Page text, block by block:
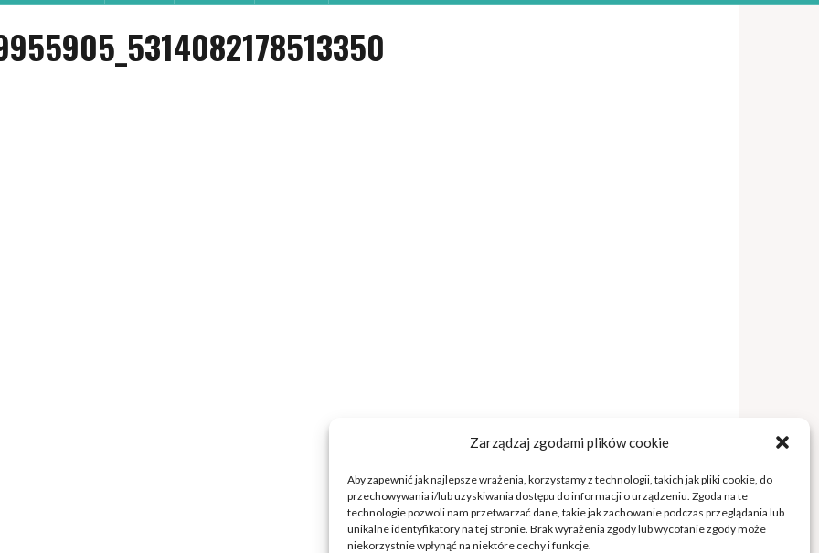
Zarządzaj zgodami plików cookie
Aby zapewnić jak najlepsze wrażenia, korzystamy z technologii, takich jak pliki cookie, do
przechowywania i/lub uzyskiwania dostępu do informacji o urządzeniu. Zgoda na te
technologie pozwoli nam przetwarzać dane, takie jak zachowanie podczas przeglądania lub
unikalne identyfikatory na tej stronie. Brak wyrażenia zgody lub wycofanie zgody może
niekorzystnie wpłynąć na niektóre cechy i funkcje.